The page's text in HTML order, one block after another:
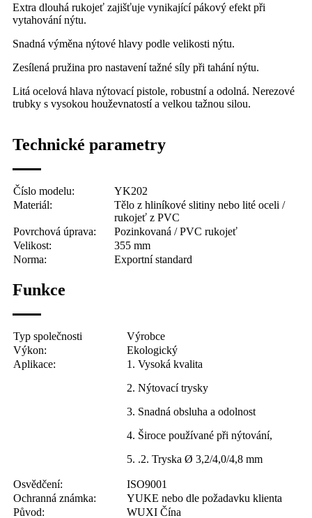
Extra dlouhá rukojeť zajišťuje vynikající pákový efekt při
vytahování nýtu.
Snadná výměna nýtové hlavy podle velikosti nýtu.
Zesílená pružina pro nastavení tažné síly při tahání nýtu.
Litá ocelová hlava nýtovací pistole, robustní a odolná. Nerezové
trubky s vysokou houževnatostí a velkou tažnou silou.
Technické parametry
Číslo modelu:
YK202
Materiál:
Tělo z hliníkové slitiny nebo lité oceli /
rukojeť z PVC
Povrchová úprava:
Pozinkovaná / PVC rukojeť
Velikost:
355 mm
Norma:
Exportní standard
Funkce
Typ společnosti
Výrobce
Výkon:
Ekologický
Aplikace:
1. Vysoká kvalita
2. Nýtovací trysky
3. Snadná obsluha a odolnost
4. Široce používané při nýtování,
5. .2. Tryska Ø 3,2/4,0/4,8 mm
Osvědčení:
ISO9001
Ochranná známka:
YUKE nebo dle požadavku klienta
Původ:
WUXI Čína